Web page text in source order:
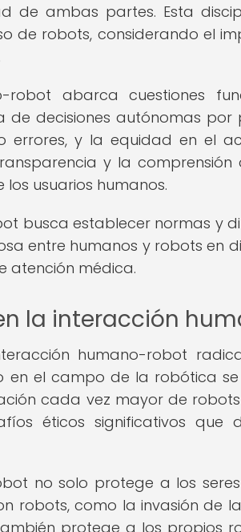
de ambas partes. Esta
de robots, considerando el
abarca cuestiones
de decisiones autónomas
errores, y la equidad en el
y la
usuarios humanos.
busca establecer normas y
entre humanos y robots en
atención médica.
la interacción
humano-robot
en el campo de la robótica
cada vez mayor de
éticos significativos que
no solo protege a los
robots, como la invasión de
protege a los propios